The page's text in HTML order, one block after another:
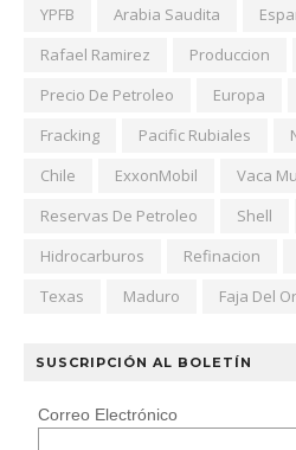
YPFB
Arabia Saudita
Rafael Ramirez
Produccion
Precio De Petroleo
Europa
Fracking
Pacific Rubiales
Chile
ExxonMobil Vaca
Reservas De Petroleo
Shell
Hidrocarburos
Refinacion
Texas
Maduro Faja Del
SUSCRIPCIÓN AL BOLETÍN
Correo Electrónico